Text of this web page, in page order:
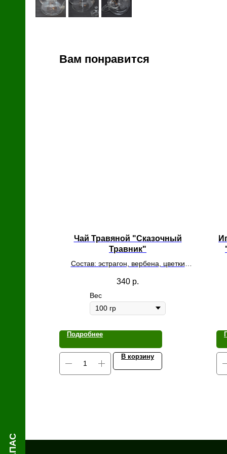
Вам понравится
Чай Травяной "Сказочный
Травник"
Состав: эстрагон, вербена, цветки
лемонграсс
340 р.
Вес
Подробнее
В корзину